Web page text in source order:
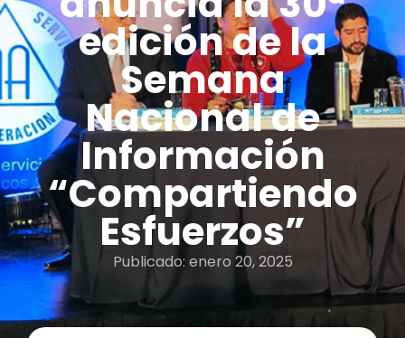
edición de la
Semana
Nacional de
Información
“Compartiendo
Esfuerzos”
Publicado: enero 20, 2025